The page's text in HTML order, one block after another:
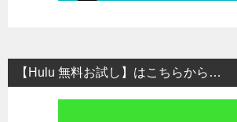
【Hulu 無料お試し】はこちらから…